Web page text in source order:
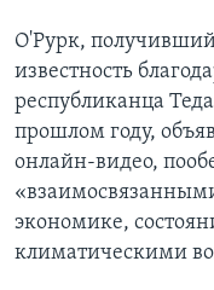
О'Рурк,
известность
республиканца
прошлом году,
онлайн-видео,
экономике,
климатическими